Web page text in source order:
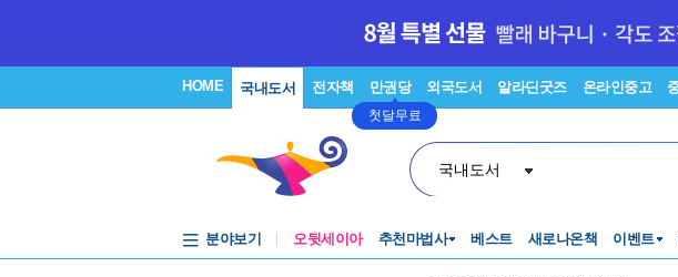
HOME 국내도서 전자책 만권당
첫달무료
외국도서 알라딘굿즈 온라인중고
국내도서
분야보기 오뒷세이아 추천마법사 베스트 새로나온책 이벤트